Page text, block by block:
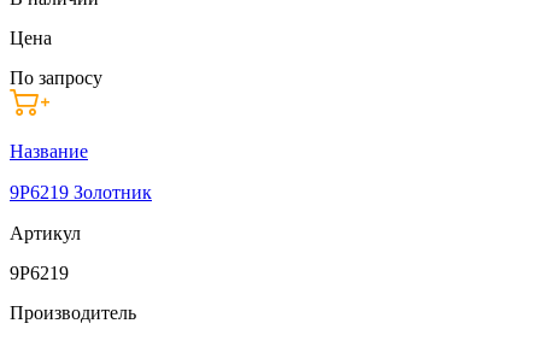
Цена
По запросу
Название
9P6219 Золотник
Артикул
9P6219
Производитель